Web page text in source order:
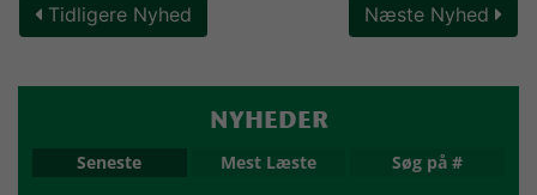
Tidligere Nyhed Næste Nyhed
NYHEDER
Seneste Mest Læste Søg på #